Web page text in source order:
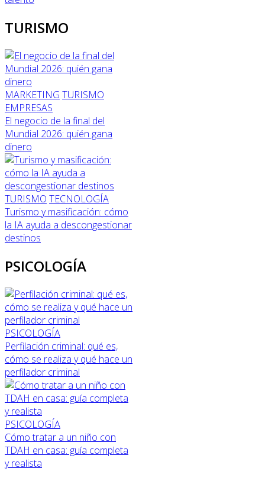
TURISMO
MARKETING TURISMO
EMPRESAS
El negocio de la final del
Mundial 2026: quién gana
dinero
TURISMO TECNOLOGÍA
Turismo y masificación: cómo
la IA ayuda a descongestionar
destinos
PSICOLOGÍA
PSICOLOGÍA
Perfilación criminal: qué es,
cómo se realiza y qué hace un
perfilador criminal
PSICOLOGÍA
Cómo tratar a un niño con
TDAH en casa: guía completa
y realista